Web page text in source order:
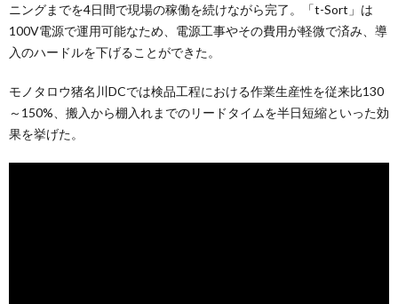
ニングまでを4日間で現場の稼働を続けながら完了。「t-Sort」は
100V電源で運用可能なため、電源工事やその費用が軽微で済み、導
入のハードルを下げることができた。
モノタロウ猪名川DCでは検品工程における作業生産性を従来比130
～150%、搬入から棚入れまでのリードタイムを半日短縮といった効
果を挙げた。